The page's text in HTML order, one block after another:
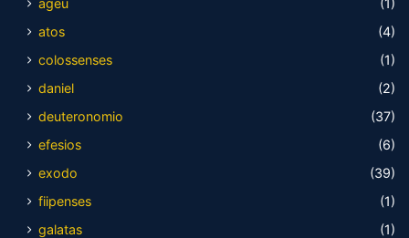
atos
(4)
colossenses
(1)
daniel
(2)
deuteronomio
(37)
efesios
(6)
exodo
(39)
fiipenses
(1)
galatas
(1)